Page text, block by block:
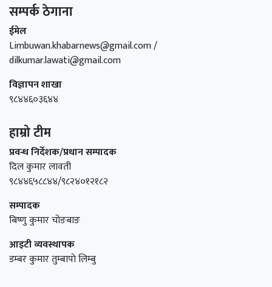
सम्पर्क ठेगाना
ईमेल
Limbuwan.khabarnews@gmail.com /
dilkumar.lawati@gmail.com
विज्ञापन शाखा
९८४४६०३६४४
हाम्रो टीम
प्रवन्ध निर्देशक/प्रधान सम्पादक
दिल कुमार लावती
९८४४६५८८४४/९८२४०१२१८२
सम्पादक
बिष्णु कुमार चोङबाङ
आइटी व्यवस्थापक
डम्बर कुमार तुम्बापाे लिम्बु